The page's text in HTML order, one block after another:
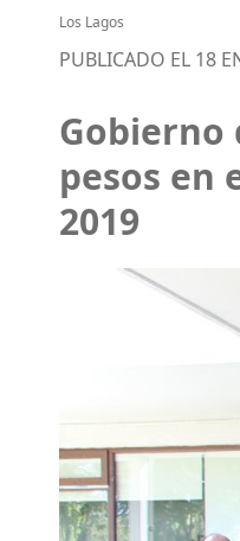
Los Lagos
PUBLICADO EL 18
Gobierno
pesos en
2019